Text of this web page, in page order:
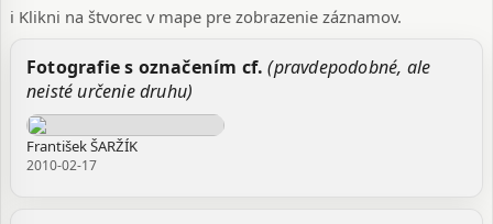
ℹ️ Klikni na štvorec v mape pre zobrazenie záznamov.
Fotografie s označením cf.(pravdepodobné, ale
neisté určenie druhu)
František ŠARŽÍK
2010-02-17